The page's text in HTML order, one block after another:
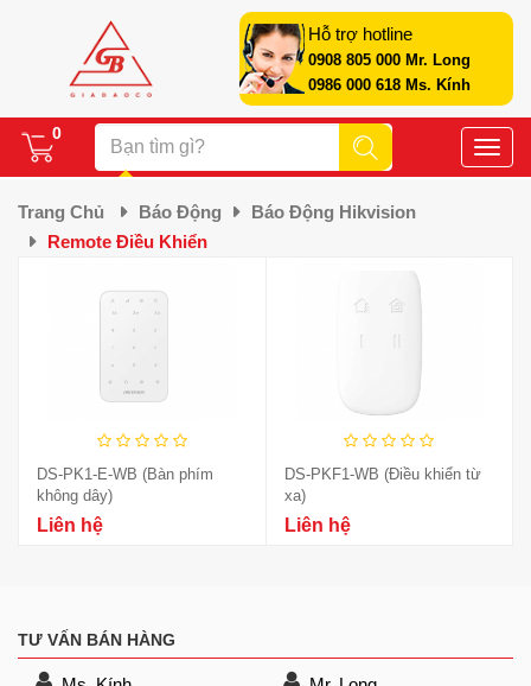
Hỗ trợ hotline
0908 805 000 Mr. Long
0986 000 618 Ms. Kính
Toggle
0
Trang Chủ Báo Động
Báo Động Hikvision
Remote Điều Khiển
DS-PK1-E-WB (Bàn phím
không dây)
Liên hệ
DS-PKF1-WB (Điều khiển từ
xa)
Liên hệ
TƯ VẤN BÁN HÀNG